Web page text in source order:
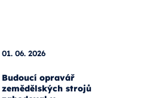
01. 06. 2026
Budoucí opravář
zemědělských strojů